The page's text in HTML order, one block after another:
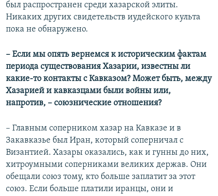
был распространен среди хазарской элиты.
Никаких других свидетельств иудейского культа
пока не обнаружено.
– Если мы опять вернемся к историческим фактам
периода существования Хазарии, известны ли
какие-то контакты с Кавказом? Может быть, между
Хазарией и кавказцами были войны или,
напротив, – союзнические отношения?
– Главным соперником хазар на Кавказе и в
Закавказье был Иран, который соперничал с
Византией. Хазары оказались, как и гунны до них,
хитроумными соперниками великих держав. Они
обещали союз тому, кто больше заплатит за этот
союз. Если больше платили иранцы, они и